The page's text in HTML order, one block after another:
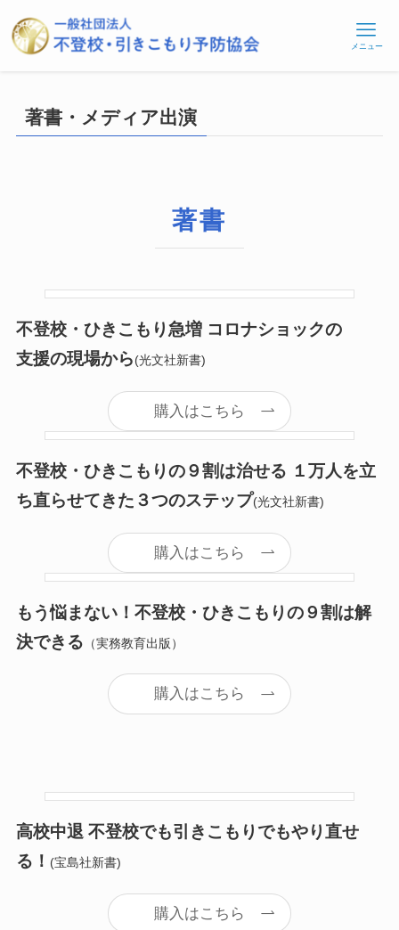
メニュー
著書・メディア出演
著書
不登校・ひきこもり急増 コロナショックの
支援の現場から(光文社新書)
購入はこちら
不登校・ひきこもりの９割は治せる １万人を立
ち直らせてきた３つのステップ(光文社新書)
購入はこちら
もう悩まない！不登校・ひきこもりの９割は解
決できる （実務教育出版）
購入はこちら
高校中退 不登校でも引きこもりでもやり直せ
る！ (宝島社新書)
購入はこちら